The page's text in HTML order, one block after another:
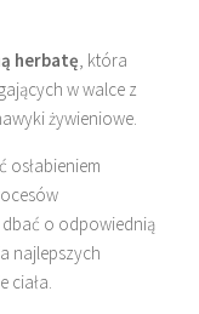
herbatę, która
w walce z
żywieniowe.
osłabieniem
dbać o odpowiednią
najlepszych
ciała.